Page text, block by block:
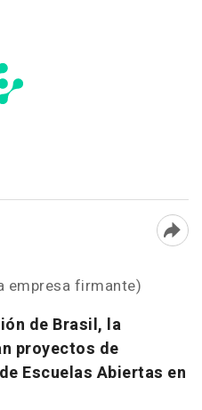
empresa firmante)
de Brasil, la
proyectos de
Escuelas Abiertas en